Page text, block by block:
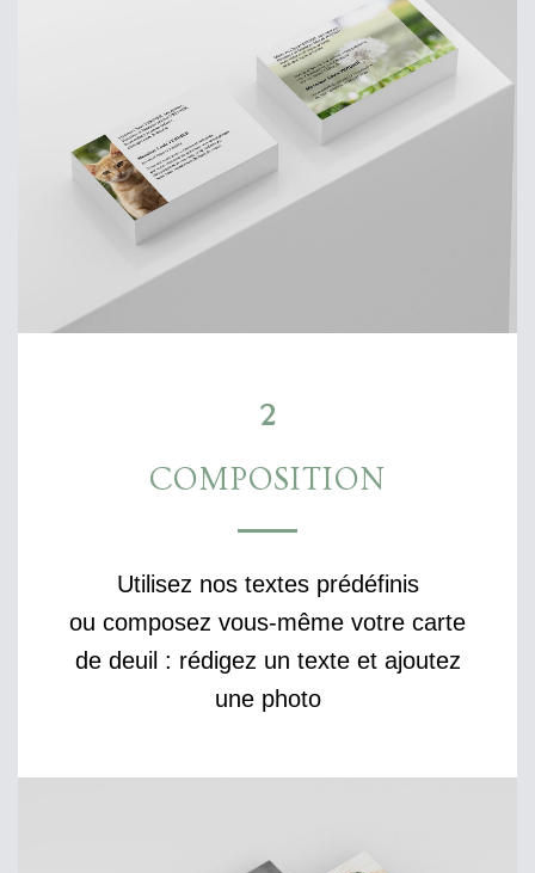
2
COMPOSITION
Utilisez nos textes prédéfinis
ou composez vous-même votre carte
de deuil : rédigez un texte et ajoutez
une photo